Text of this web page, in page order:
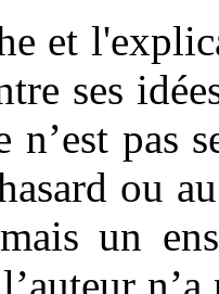
et
ses
pas
ou
un